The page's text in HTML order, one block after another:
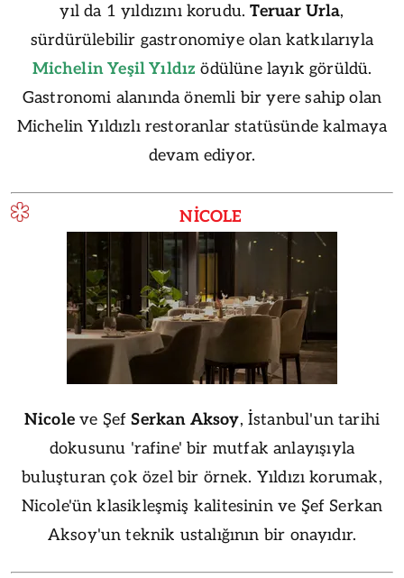
yıl da 1 yıldızını korudu.Teruar Urla,
sürdürülebilir gastronomiye olan katkılarıyla
Michelin Yeşil Yıldız ödülüne layık görüldü.
Gastronomi alanında önemli bir yere sahip olan
Michelin Yıldızlı restoranlar statüsünde kalmaya
devam ediyor.
NİCOLE
Nicoleve ŞefSerkan Aksoy, İstanbul'un tarihi
dokusunu 'rafine' bir mutfak anlayışıyla
buluşturan çok özel bir örnek. Yıldızı korumak,
Nicole'ün klasikleşmiş kalitesinin ve Şef Serkan
Aksoy'un teknik ustalığının bir onayıdır.